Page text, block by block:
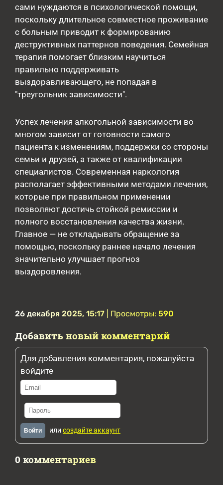
сами нуждаются в психологической помощи,
поскольку длительное совместное проживание
с больным приводит к формированию
деструктивных паттернов поведения. Семейная
терапия помогает близким научиться
правильно поддерживать
выздоравливающего, не попадая в
"треугольник зависимости".
Успех лечения алкогольной зависимости во
многом зависит от готовности самого
пациента к изменениям, поддержки со стороны
семьи и друзей, а также от квалификации
специалистов. Современная наркология
располагает эффективными методами лечения,
которые при правильном применении
позволяют достичь стойкой ремиссии и
полного восстановления качества жизни.
Главное — не откладывать обращение за
помощью, поскольку раннее начало лечения
значительно улучшает прогноз
выздоровления.
26 декабря 2025, 15:17 | Просмотры: 590
Добавить новый комментарий
Для добавления комментария, пожалуйста
войдите
Войти или создайте аккаунт
0 комментариев